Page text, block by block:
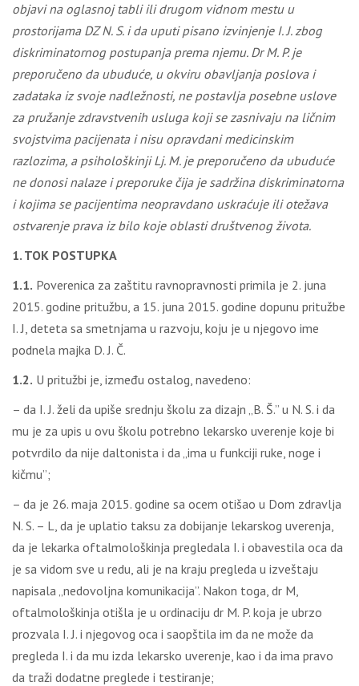
objavi na oglasnoj tabli ili drugom vidnom mestu u
prostorijama DZ N. S. i da uputi pisano izvinjenje I. J. zbog
diskriminatornog postupanja prema njemu. Dr M. P. je
preporučeno da ubuduće, u okviru obavljanja poslova i
zadataka iz svoje nadležnosti, ne postavlja posebne uslove
za pružanje zdravstvenih usluga koji se zasnivaju na ličnim
svojstvima pacijenata i nisu opravdani medicinskim
razlozima, a psihološkinji Lj. M. je preporučeno da ubuduće
ne donosi nalaze i preporuke čija je sadržina diskriminatorna
i kojima se pacijentima neopravdano uskraćuje ili otežava
ostvarenje prava iz bilo koje oblasti društvenog života.
1. TOK POSTUPKA
1.1. Poverenica za zaštitu ravnopravnosti primila je 2. juna
2015. godine pritužbu, a 15. juna 2015. godine dopunu pritužbe
I. J, deteta sa smetnjama u razvoju, koju je u njegovo ime
podnela majka D. J. Č.
1.2. U pritužbi je, između ostalog, navedeno:
– da I. J. želi da upiše srednju školu za dizajn „B. Š.” u N. S. i da
mu je za upis u ovu školu potrebno lekarsko uverenje koje bi
potvrdilo da nije daltonista i da „ima u funkciji ruke, noge i
kičmu”;
– da je 26. maja 2015. godine sa ocem otišao u Dom zdravlja
N. S. – L, da je uplatio taksu za dobijanje lekarskog uverenja,
da je lekarka oftalmološkinja pregledala I. i obavestila oca da
je sa vidom sve u redu, ali je na kraju pregleda u izveštaju
napisala „nedovoljna komunikacija”. Nakon toga, dr M,
oftalmološkinja otišla je u ordinaciju dr M. P. koja je ubrzo
prozvala I. J. i njegovog oca i saopštila im da ne može da
pregleda I. i da mu izda lekarsko uverenje, kao i da ima pravo
da traži dodatne preglede i testiranje;